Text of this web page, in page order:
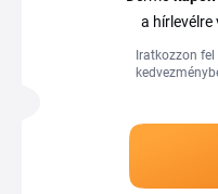
a
Iratkozzon